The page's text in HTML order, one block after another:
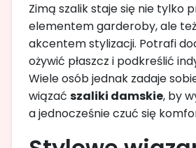
Zimą szalik staje się nie tylko
elementem garderoby, ale
akcentem stylizacji. Potrafi
ożywić płaszcz i podkreślić
Wiele osób jednak zadaje
wiązać szaliki damskie, by
a jednocześnie czuć się